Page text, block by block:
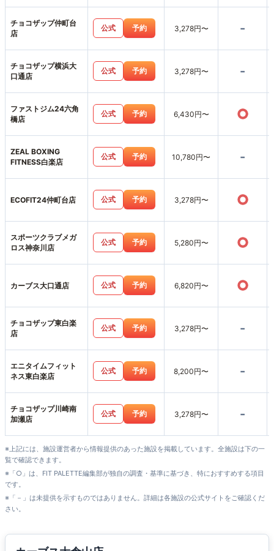
チョコザップ仲町台
店
公式 予約 3,278円〜 -
チョコザップ横浜大
口通店
公式 予約 3,278円〜 -
ファストジム24六角
橋店
公式 予約 6,430円〜 ○
ZEAL BOXING
FITNESS白楽店
公式 予約 10,780円〜 -
ECOFIT24仲町台店 公式 予約 3,278円〜 ○
スポーツクラブメガ
ロス神奈川店
公式 予約 5,280円〜 ○
カーブス大口通店 公式 予約 6,820円〜 ○
チョコザップ東白楽
店
公式 予約 3,278円〜 -
エニタイムフィット
ネス東白楽店
公式 予約 8,200円〜 -
チョコザップ川崎南
加瀬店
公式 予約 3,278円〜 -
※上記には、施設運営者から情報提供のあった施設を掲載しています。全施設は下の一
覧で確認できます。
※「○」は、FIT PALETTE編集部が独自の調査・基準に基づき、特におすすめする項目
です。
※「－」は未提供を示すものではありません。詳細は各施設の公式サイトをご確認くだ
さい。